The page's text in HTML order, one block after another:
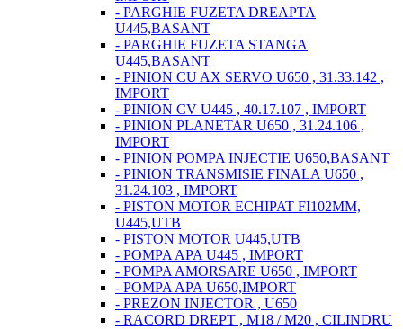
- PARGHIE FUZETA DREAPTA
U445,BASANT
- PARGHIE FUZETA STANGA
U445,BASANT
- PINION CU AX SERVO U650 , 31.33.142 ,
IMPORT
- PINION CV U445 , 40.17.107 , IMPORT
- PINION PLANETAR U650 , 31.24.106 ,
IMPORT
- PINION POMPA INJECTIE U650,BASANT
- PINION TRANSMISIE FINALA U650 ,
31.24.103 , IMPORT
- PISTON MOTOR ECHIPAT FI102MM,
U445,UTB
- PISTON MOTOR U445,UTB
- POMPA APA U445 , IMPORT
- POMPA AMORSARE U650 , IMPORT
- POMPA APA U650,IMPORT
- PREZON INJECTOR , U650
- RACORD DREPT , M18 / M20 , CILINDRU